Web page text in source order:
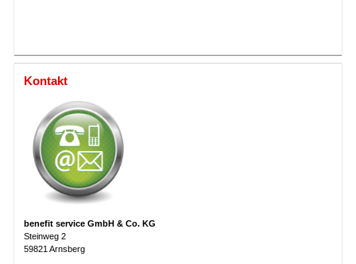
Kontakt
benefit service GmbH & Co. KG
Steinweg 2
59821 Arnsberg